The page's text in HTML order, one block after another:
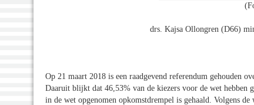
drs. Kajsa Ollongren (D66)
Op 21 maart 2018 is een raadgevend referendum gehouden
Daaruit blijkt dat 46,53% van de kiezers voor de wet hebben
in de wet opgenomen opkomstdrempel is gehaald. Volgens